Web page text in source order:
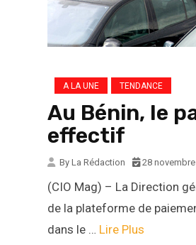
A LA UNE TENDANCE
Au Bénin, le
effectif
By La Rédaction 28
(CIO Mag) – La Direction
de la plateforme de
dans le … Lire Plus